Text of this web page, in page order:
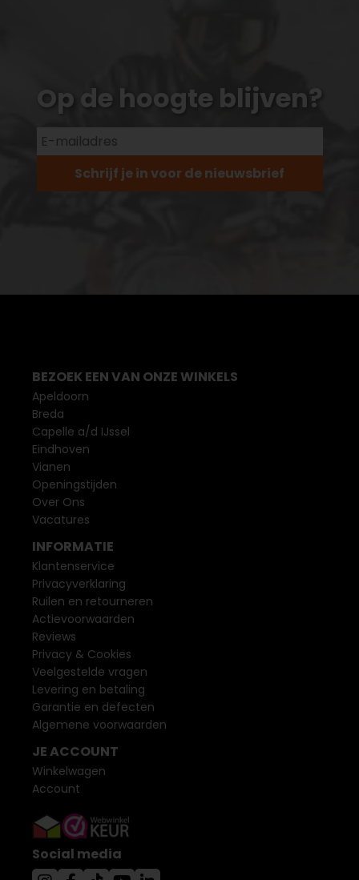
Op de hoogte blijven?
Schrijf je in voor de nieuwsbrief
BEZOEK EEN VAN ONZE WINKELS
Apeldoorn
Breda
Capelle a/d IJssel
Eindhoven
Vianen
Openingstijden
Over Ons
Vacatures
INFORMATIE
Klantenservice
Privacyverklaring
Ruilen en retourneren
Actievoorwaarden
Reviews
Privacy & Cookies
Veelgestelde vragen
Levering en betaling
Garantie en defecten
Algemene voorwaarden
JE ACCOUNT
Winkelwagen
Account
Social media